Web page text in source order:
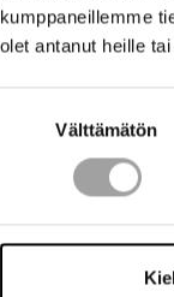
kumppaneillemme
olet antanut heille
Välttämätön
Helsingin
– toimi siis
olemme